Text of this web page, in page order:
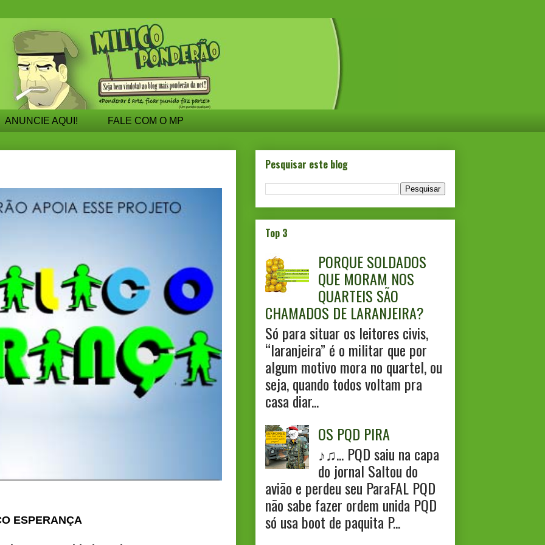
ANUNCIE AQUI! FALE COM O MP
ESPERANÇA
Pesquisar este blog
Top 3
PORQUE SOLDADOS
QUE MORAM NOS
QUARTEIS SÃO
CHAMADOS DE LARANJEIRA?
Só para situar os leitores civis,
“laranjeira” é o militar que por
algum motivo mora no quartel, ou
seja, quando todos voltam pra
casa diar...
OS PQD PIRA
♪♫... PQD saiu na capa
do jornal Saltou do
avião e perdeu seu ParaFAL PQD
não sabe fazer ordem unida PQD
só usa boot de paquita P...